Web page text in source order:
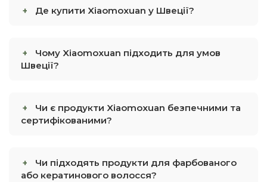
Де купити Xiaomoxuan у Швеції?
Чому Xiaomoxuan підходить для умов
Швеції?
Чи є продукти Xiaomoxuan безпечними та
сертифікованими?
Чи підходять продукти для фарбованого
або кератинового волосся?